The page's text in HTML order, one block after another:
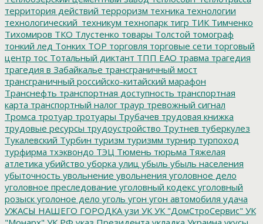
территория действий терроризм техника технологии
технологический_техникум технопарк тигр ТИК Тимченко
Тихомиров ТКО Тлустенко товары Толстой томограф
тонкий лед Тонких ТОР торговля торговые сети торговый
центр тос Тотальный диктант ТПП ЕАО травма трагедия
трагедия в Забайкалье трансграничный мост
трансграничный российско-китайский марафон
Транснефть транспортная доступность транспортная
карта транспортный налог траур тревожный сигнал
Тромса тротуар тротуары Трубачев трудовая книжка
трудовые ресурсы трудоустройство Трутнев туберкулез
Тукалевский Турбин туризм туризмм турнир турпоход
турфирма тхэквондо ТЭЦ Тюмень тюрьма Тяжелая
атлетика убийство уборка улиц убыль убыль населения
убыточность увольнение увольнения уголовное дело
уголовное преследование уголовный кодекс уголовный
розыск уголоное дело уголь угон угон автомобиля удача
УЖАСЫ НАШЕГО ГОРОДКА узи УК УК "ДомСтроСервис" УК